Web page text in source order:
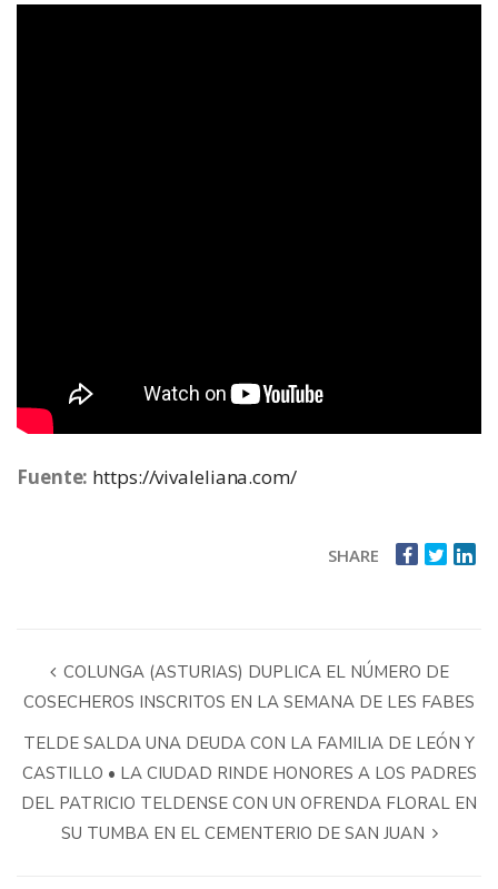
Fuente: https://vivaleliana.com/
SHARE
COLUNGA (ASTURIAS) DUPLICA EL NÚMERO DE
COSECHEROS INSCRITOS EN LA SEMANA DE LES FABES
TELDE SALDA UNA DEUDA CON LA FAMILIA DE LEÓN Y
CASTILLO • LA CIUDAD RINDE HONORES A LOS PADRES
DEL PATRICIO TELDENSE CON UN OFRENDA FLORAL EN
SU TUMBA EN EL CEMENTERIO DE SAN JUAN